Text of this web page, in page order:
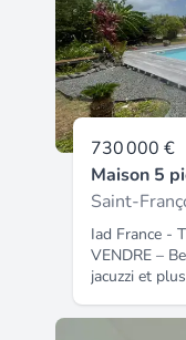
730 000 €
Maison 5
Saint-
Iad France -
VENDRE –
jacuzzi et
propriété